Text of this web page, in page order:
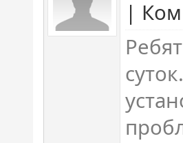
|